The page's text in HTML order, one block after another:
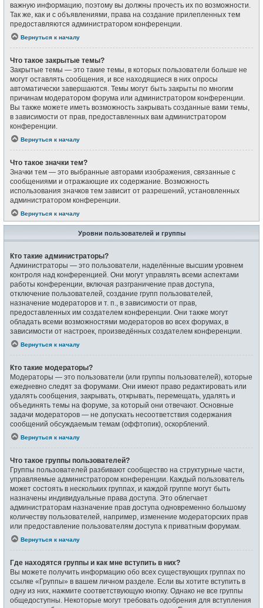
важную информацию, поэтому вы должны прочесть их по возможности.
Так же, как и с объявлениями, права на создание прилепленных тем
предоставляются администратором конференции.
Вернуться к началу
Что такое закрытые темы?
Закрытые темы — это такие темы, в которых пользователи больше не
могут оставлять сообщения, и все находящиеся в них опросы
автоматически завершаются. Темы могут быть закрыты по многим
причинам модератором форума или администратором конференции.
Вы также можете иметь возможность закрывать созданные вами темы,
в зависимости от прав, предоставленных вам администратором
конференции.
Вернуться к началу
Что такое значки тем?
Значки тем — это выбранные авторами изображения, связанные с
сообщениями и отражающие их содержание. Возможность
использования значков тем зависит от разрешений, установленных
администратором конференции.
Вернуться к началу
Уровни пользователей и группы
Кто такие администраторы?
Администраторы — это пользователи, наделённые высшим уровнем
контроля над конференцией. Они могут управлять всеми аспектами
работы конференции, включая разграничение прав доступа,
отключение пользователей, создание групп пользователей,
назначение модераторов и т. п., в зависимости от прав,
предоставленных им создателем конференции. Они также могут
обладать всеми возможностями модераторов во всех форумах, в
зависимости от настроек, произведённых создателем конференции.
Вернуться к началу
Кто такие модераторы?
Модераторы — это пользователи (или группы пользователей), которые
ежедневно следят за форумами. Они имеют право редактировать или
удалять сообщения, закрывать, открывать, перемещать, удалять и
объединять темы на форуме, за который они отвечают. Основные
задачи модераторов — не допускать несоответствия содержания
сообщений обсуждаемым темам (оффтопик), оскорблений.
Вернуться к началу
Что такое группы пользователей?
Группы пользователей разбивают сообщество на структурные части,
управляемые администратором конференции. Каждый пользователь
может состоять в нескольких группах, и каждой группе могут быть
назначены индивидуальные права доступа. Это облегчает
администраторам назначение прав доступа одновременно большому
количеству пользователей, например, изменение модераторских прав
или предоставление пользователям доступа к приватным форумам.
Вернуться к началу
Где находятся группы и как мне вступить в них?
Вы можете получить информацию обо всех существующих группах по
ссылке «Группы» в вашем личном разделе. Если вы хотите вступить в
одну из них, нажмите соответствующую кнопку. Однако не все группы
общедоступны. Некоторые могут требовать одобрения для вступления